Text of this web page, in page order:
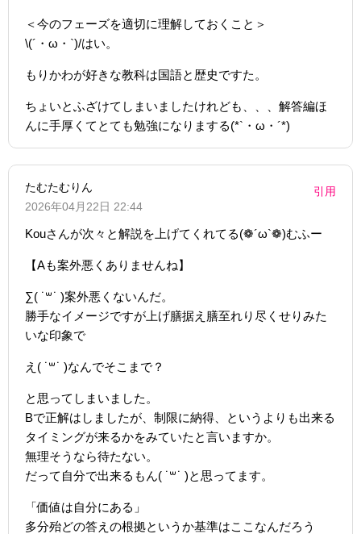
＜今のフェーズを適切に理解しておくこと＞
\(´・ω・`)/はい。
もりかわが好きな教科は国語と歴史ですた。
ちょいとふざけてしまいましたけれども、、、解答編ほ
んに手厚くてとても勉強になりまする(*`・ω・´*)ゞ
たむたむりん
2026年04月22日 22:44
引用
Kouさんが次々と解説を上げてくれてる(❁´ω`❁)むふー
【Aも案外悪くありませんね】
∑( ˙꒳​˙ )案外悪くないんだ。
勝手なイメージですが上げ膳据え膳至れり尽くせりみた
いな印象で
え( ˙꒳​˙ )なんでそこまで？
と思ってしまいました。
Bで正解はしましたが、制限に納得、というよりも出来る
タイミングが来るかをみていたと言いますか。
無理そうなら待たない。
だって自分で出来るもん( ˙꒳​˙ )と思ってます。
「価値は自分にある」
多分殆どの答えの根拠というか基準はここなんだろう